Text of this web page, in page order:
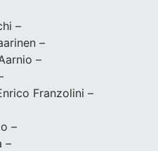
–
–
–
Franzolini –
–
–